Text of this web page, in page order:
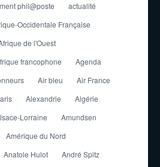
phil@poste
actualité
Occidentale Française
de l'Ouest
francophone
Agenda
Air bleu
Air France
Alexandrie
Algérie
Lorraine
Amundsen
Amérique du Nord
Anatole Hulot
André Spitz